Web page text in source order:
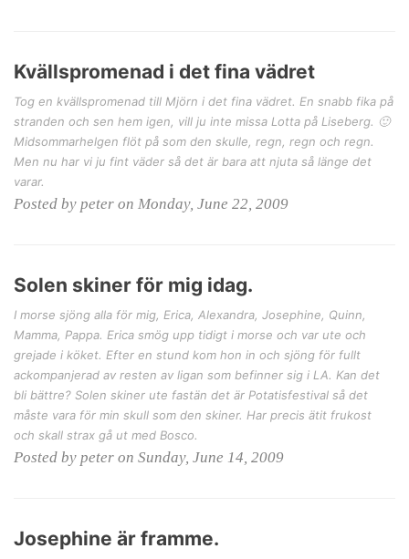
Kvällspromenad i det fina vädret
Tog en kvällspromenad till Mjörn i det fina vädret. En snabb fika på
stranden och sen hem igen, vill ju inte missa Lotta på Liseberg. 🙂
Midsommarhelgen flöt på som den skulle, regn, regn och regn.
Men nu har vi ju fint väder så det är bara att njuta så länge det
varar.
Posted by peter on Monday, June 22, 2009
Solen skiner för mig idag.
I morse sjöng alla för mig, Erica, Alexandra, Josephine, Quinn,
Mamma, Pappa. Erica smög upp tidigt i morse och var ute och
grejade i köket. Efter en stund kom hon in och sjöng för fullt
ackompanjerad av resten av ligan som befinner sig i LA. Kan det
bli bättre? Solen skiner ute fastän det är Potatisfestival så det
måste vara för min skull som den skiner. Har precis ätit frukost
och skall strax gå ut med Bosco.
Posted by peter on Sunday, June 14, 2009
Josephine är framme.